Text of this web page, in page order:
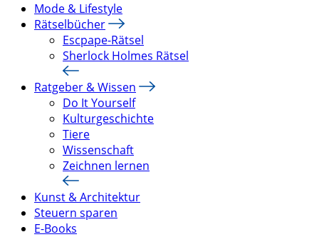
Mode & Lifestyle
Rätselbücher
Escpape-Rätsel
Sherlock Holmes Rätsel
Ratgeber & Wissen
Do It Yourself
Kulturgeschichte
Tiere
Wissenschaft
Zeichnen lernen
Kunst & Architektur
Steuern sparen
E-Books